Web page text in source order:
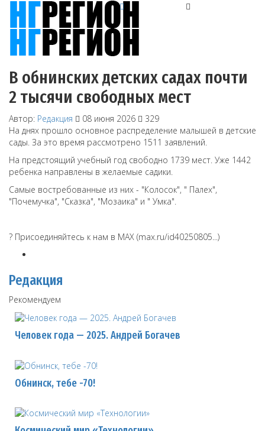
В обнинских детских садах почти
2 тысячи свободных мест
Автор: Редакция 08 июня 2026
329
На днях прошло основное распределение малышей в детские
сады. За это время рассмотрено 1511 заявлений.
На предстоящий учебный год свободно 1739 мест. Уже 1442
ребенка направлены в желаемые садики.
Самые востребованные из них - "Колосок", " Палех",
"Почемучка", "Сказка", "Мозаика" и " Умка".
? Присоединяйтесь к нам в MAX (max.ru/id40250805...)
Редакция
Рекомендуем
Человек года — 2025. Андрей Богачев
Обнинск, тебе -70!